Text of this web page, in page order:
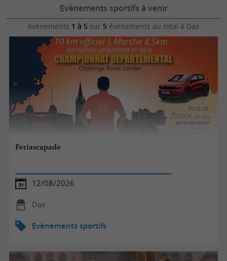
Evènements sportifs à venir
évènements 1 à 5 sur 5 évènements au total à Dax
Feriascapade
12/08/2026
Dax
Evènements sportifs